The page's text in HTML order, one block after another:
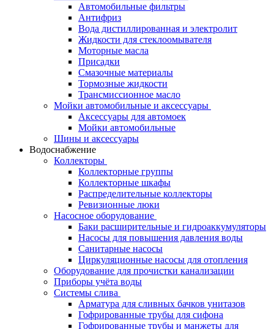
Автомобильные фильтры
Антифриз
Вода дистиллированная и электролит
Жидкости для стеклоомывателя
Моторные масла
Присадки
Смазочные материалы
Тормозные жидкости
Трансмиссионное масло
Мойки автомобильные и аксессуары
Аксессуары для автомоек
Мойки автомобильные
Шины и аксессуары
Водоснабжение
Коллекторы
Коллекторные группы
Коллекторные шкафы
Распределительные коллекторы
Ревизионные люки
Насосное оборудование
Баки расширительные и гидроаккумуляторы
Насосы для повышения давления воды
Санитарные насосы
Циркуляционные насосы для отопления
Оборудование для прочистки канализации
Приборы учёта воды
Системы слива
Арматура для сливных бачков унитазов
Гофрированные трубы для сифона
Гофрированные трубы и манжеты для